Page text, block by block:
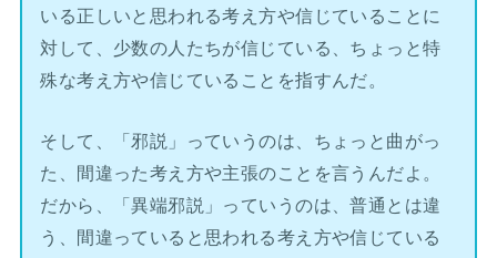
いる正しいと思われる考え方や信じていることに
対して、少数の人たちが信じている、ちょっと特
殊な考え方や信じていることを指すんだ。
そして、「邪説」っていうのは、ちょっと曲がっ
た、間違った考え方や主張のことを言うんだよ。
だから、「異端邪説」っていうのは、普通とは違
う、間違っていると思われる考え方や信じている